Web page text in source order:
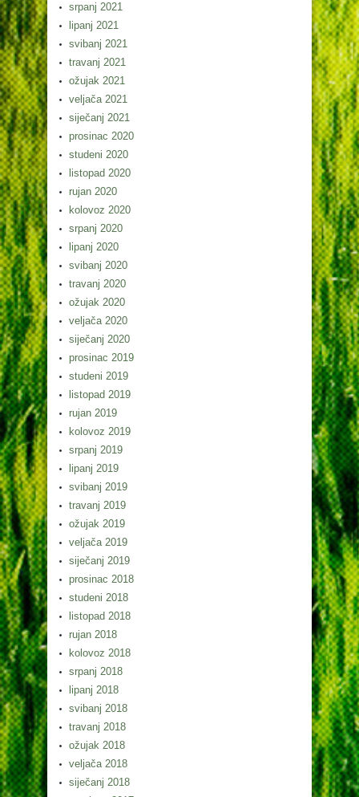
srpanj 2021
lipanj 2021
svibanj 2021
travanj 2021
ožujak 2021
veljača 2021
siječanj 2021
prosinac 2020
studeni 2020
listopad 2020
rujan 2020
kolovoz 2020
srpanj 2020
lipanj 2020
svibanj 2020
travanj 2020
ožujak 2020
veljača 2020
siječanj 2020
prosinac 2019
studeni 2019
listopad 2019
rujan 2019
kolovoz 2019
srpanj 2019
lipanj 2019
svibanj 2019
travanj 2019
ožujak 2019
veljača 2019
siječanj 2019
prosinac 2018
studeni 2018
listopad 2018
rujan 2018
kolovoz 2018
srpanj 2018
lipanj 2018
svibanj 2018
travanj 2018
ožujak 2018
veljača 2018
siječanj 2018